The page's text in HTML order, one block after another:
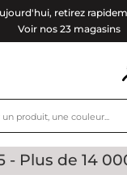
retirez
Voir nos 23 magasins
5 - Plus de 14